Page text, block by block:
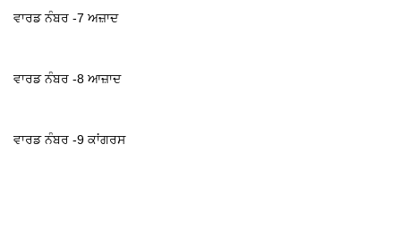
ਵਾਰਡ ਨੰਬਰ -7 ਅਜ਼ਾਦ
ਵਾਰਡ ਨੰਬਰ -8 ਆਜ਼ਾਦ
ਵਾਰਡ ਨੰਬਰ -9 ਕਾਂਗਰਸ